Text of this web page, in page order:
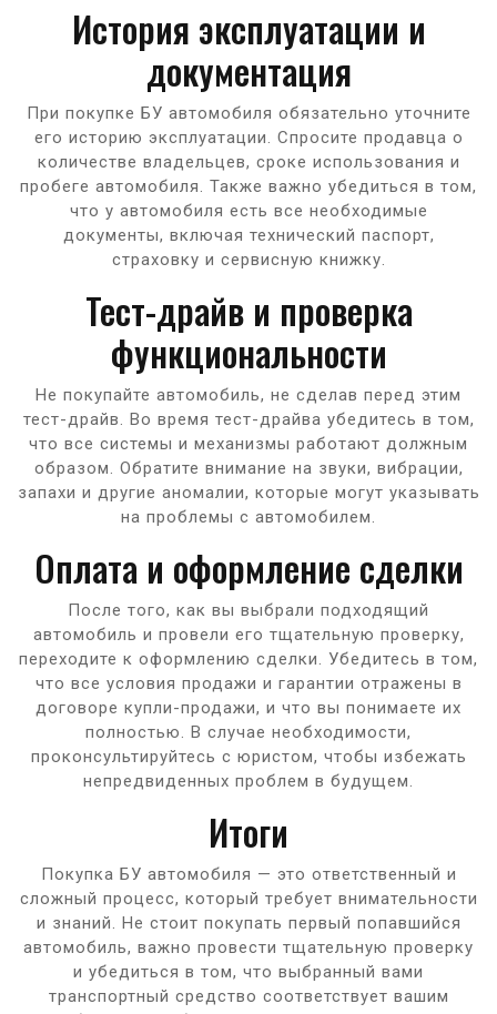
История эксплуатации и
документация
При покупке БУ автомобиля обязательно уточните
его историю эксплуатации. Спросите продавца о
количестве владельцев, сроке использования и
пробеге автомобиля. Также важно убедиться в том,
что у автомобиля есть все необходимые
документы, включая технический паспорт,
страховку и сервисную книжку.
Тест-драйв и проверка
функциональности
Не покупайте автомобиль, не сделав перед этим
тест-драйв. Во время тест-драйва убедитесь в том,
что все системы и механизмы работают должным
образом. Обратите внимание на звуки, вибрации,
запахи и другие аномалии, которые могут указывать
на проблемы с автомобилем.
Оплата и оформление сделки
После того, как вы выбрали подходящий
автомобиль и провели его тщательную проверку,
переходите к оформлению сделки. Убедитесь в том,
что все условия продажи и гарантии отражены в
договоре купли-продажи, и что вы понимаете их
полностью. В случае необходимости,
проконсультируйтесь с юристом, чтобы избежать
непредвиденных проблем в будущем.
Итоги
Покупка БУ автомобиля — это ответственный и
сложный процесс, который требует внимательности
и знаний. Не стоит покупать первый попавшийся
автомобиль, важно провести тщательную проверку
и убедиться в том, что выбранный вами
транспортный средство соответствует вашим